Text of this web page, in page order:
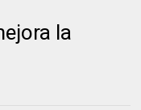
la